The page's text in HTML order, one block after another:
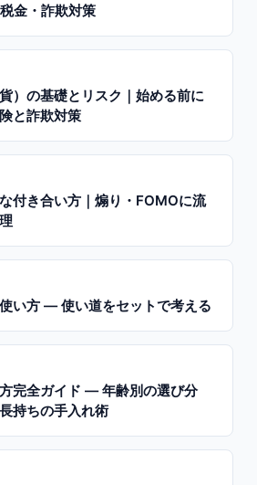
金・詐欺対策
）の基礎とリスク｜始める前に
と詐欺対策
付き合い方｜煽り・FOMOに流
い方 — 使い道をセットで考える
完全ガイド — 年齢別の選び分
持ちの手入れ術